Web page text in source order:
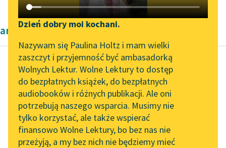
Katalog DAISY
Podkasty o książkach
Zgłoś brak utworu
Aktualności
Zapraszamy na spotkanie
online z tłumaczkami
literatury skandynawskiej
Spotkanie z Katarzyną
Tunkiel w Oslo
Wolne Lektury na 32.
Narzędzia
Mapa Wolnych Lektur
Leśmianator
Przewodnik dla piszących i
czytających
Dzień dobry moi kochani.
Nazywam się Paulina Holtz i mam wielki
zaszczyt i przyjemność być ambasadorką
Wolnych Lektur. Wolne Lektury to dostęp
do bezpłatnych książek, do bezpłatnych
audiobooków i różnych publikacji. Ale oni
potrzebują naszego wsparcia. Musimy nie
tylko korzystać, ale także wspierać
finansowo Wolne Lektury, bo bez nas nie
przeżyją, a my bez nich nie będziemy mieć
artykuły naukowe
Kazimierz Wyka
Modernizm polski
Czyli dziedzictwo
wychowawcze